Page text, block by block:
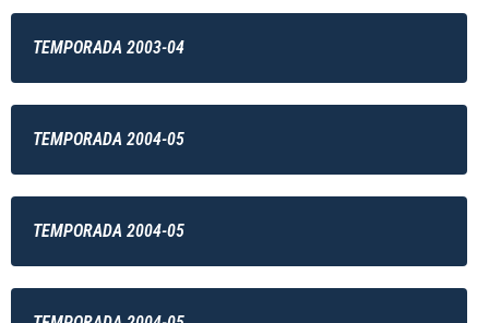
TEMPORADA 2003-04
TEMPORADA 2004-05
TEMPORADA 2004-05